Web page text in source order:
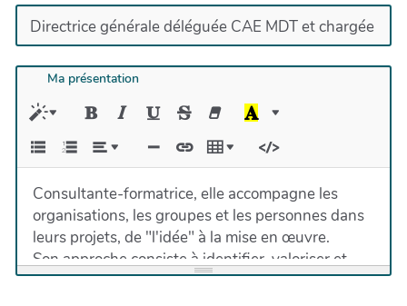
Ma présentation
Consultante-formatrice, elle accompagne les
organisations, les groupes et les personnes dans
leurs projets, de "l'idée" à la mise en œuvre.
Son approche consiste à identifier, valoriser et
mobiliser les ressources (individuelles,